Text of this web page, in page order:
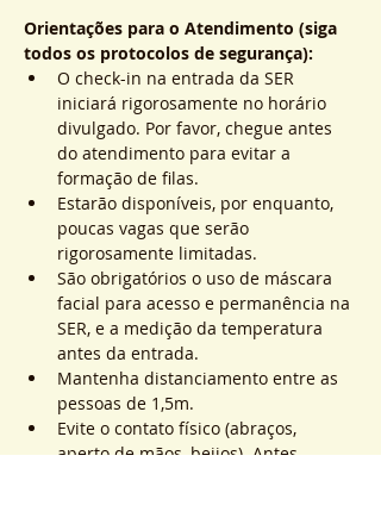
Orientações para o Atendimento (siga
todos os protocolos de segurança):
O check-in na entrada da SER
iniciará rigorosamente no horário
divulgado. Por favor, chegue antes
do atendimento para evitar a
formação de filas.
Estarão disponíveis, por enquanto,
poucas vagas que serão
rigorosamente limitadas.
São obrigatórios o uso de máscara
facial para acesso e permanência na
SER, e a medição da temperatura
antes da entrada.
Mantenha distanciamento entre as
pessoas de 1,5m.
Evite o contato físico (abraços,
aperto de mãos, beijos). Antes,